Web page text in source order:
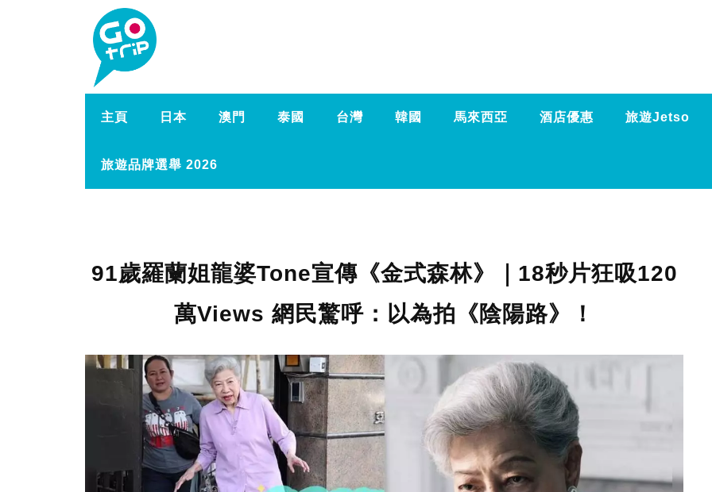
主頁 日本 澳門 泰國 台灣 韓國 馬來西亞 酒店優惠 旅遊Jetso
旅遊品牌選舉 2026
91歲羅蘭姐龍婆Tone宣傳《金式森林》｜18秒片狂吸120
萬Views 網民驚呼：以為拍《陰陽路》！